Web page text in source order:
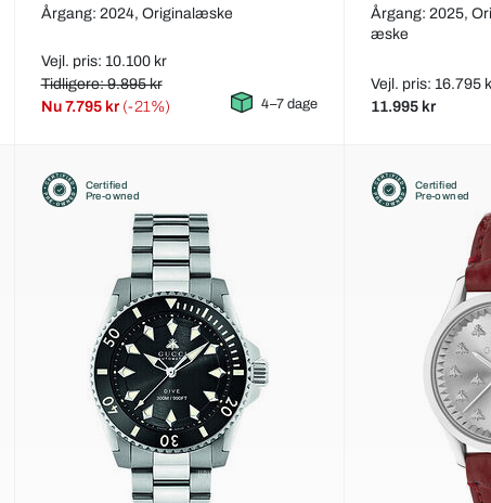
Årgang: 2024, Originalæske
Vejl. pris: 10.100 kr
Tidligere: 9.895 kr
Nu7.795 kr (-21%) 4–7 dage
Årgang: 2025,
æske
Vejl. pris: 16.795
11.995 kr
Certified
Pre-owned
Certified
Pre-owned